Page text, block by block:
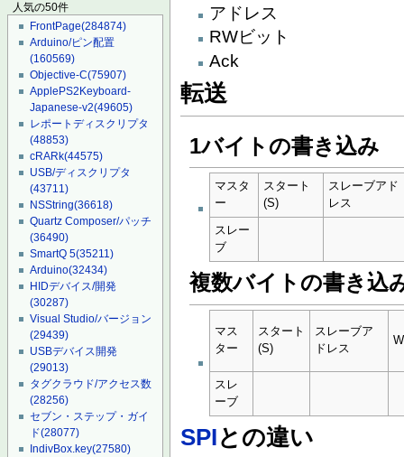
人気の50件
FrontPage(284874)
Arduino/ピン配置
(160569)
Objective-C(75907)
ApplePS2Keyboard-
Japanese-v2(49605)
レポートディスクリプタ
(48853)
cRARk(44575)
USB/ディスクリプタ
(43711)
NSString(36618)
Quartz Composer/パッチ
(36490)
SmartQ 5(35211)
Arduino(32434)
HIDデバイス/開発
(30287)
Visual Studio/バージョン
(29439)
USBデバイス開発
(29013)
タグクラウド/アクセス数
(28256)
セブン・ステップ・ガイ
ド(28077)
IndivBox.key(27580)
アドレス
RWビット
Ack
転送
1バイトの書き込み
マスタ
ー
スタート
(S)
スレーブアド
レス
スレー
ブ
複数バイトの書き込
マス
ター
スタート
(S)
スレーブア
ドレス
W
スレ
ーブ
SPIとの違い